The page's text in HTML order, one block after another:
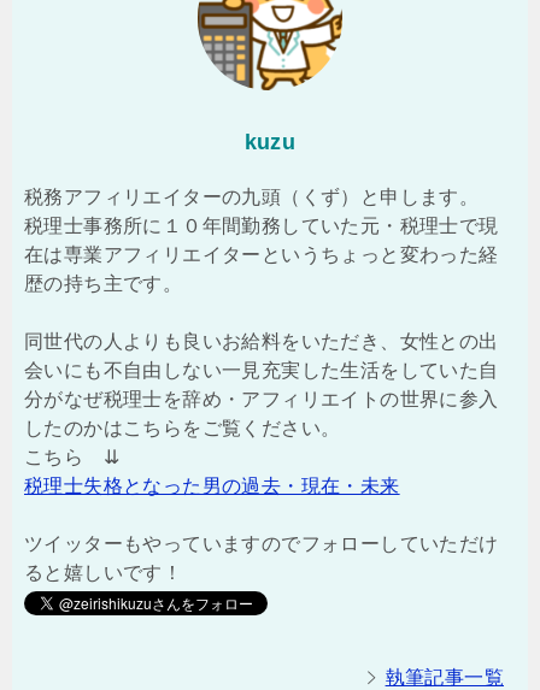
kuzu
税務アフィリエイターの九頭（くず）と申します。
税理士事務所に１０年間勤務していた元・税理士で現
在は専業アフィリエイターというちょっと変わった経
歴の持ち主です。
同世代の人よりも良いお給料をいただき、女性との出
会いにも不自由しない一見充実した生活をしていた自
分がなぜ税理士を辞め・アフィリエイトの世界に参入
したのかはこちらをご覧ください。
こちら ⇊
税理士失格となった男の過去・現在・未来
ツイッターもやっていますのでフォローしていただけ
ると嬉しいです！
執筆記事一覧